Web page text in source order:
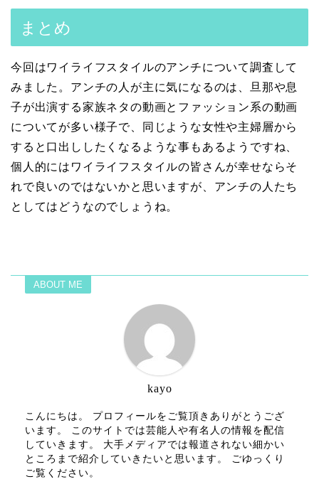
まとめ
今回はワイライフスタイルのアンチについて調査して
みました。アンチの人が主に気になるのは、旦那や息
子が出演する家族ネタの動画とファッション系の動画
についてが多い様子で、同じような女性や主婦層から
すると口出ししたくなるような事もあるようですね、
個人的にはワイライフスタイルの皆さんが幸せならそ
れで良いのではないかと思いますが、アンチの人たち
としてはどうなのでしょうね。
ABOUT ME
kayo
こんにちは。 プロフィールをご覧頂きありがとうござ
います。 このサイトでは芸能人や有名人の情報を配信
していきます。 大手メディアでは報道されない細かい
ところまで紹介していきたいと思います。 ごゆっくり
ご覧ください。